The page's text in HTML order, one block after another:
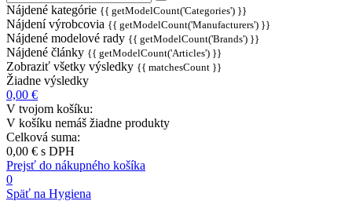
Nájdené kategórie {{ getModelCount('Categories') }}
Nájdení výrobcovia {{ getModelCount('Manufacturers') }}
Nájdené modelové rady {{ getModelCount('Brands') }}
Nájdené články {{ getModelCount('Articles') }}
Zobraziť všetky výsledky {{ matchesCount }}
Žiadne výsledky
0,00 €
V tvojom košíku:
V košíku nemáš žiadne produkty
Celková suma:
0,00 € s DPH
Prejsť do nákupného košíka
0
Späť na Hygiena